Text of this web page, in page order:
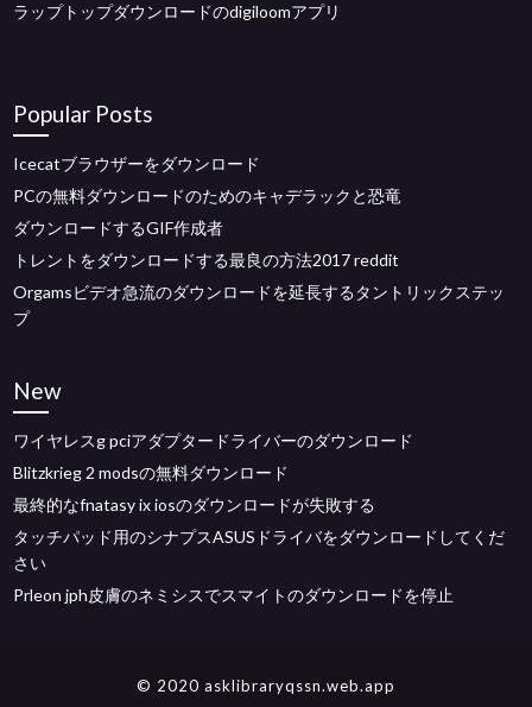
ラップトップダウンロードのdigiloomアプリ
Popular Posts
Icecatブラウザーをダウンロード
PCの無料ダウンロードのためのキャデラックと恐竜
ダウンロードするGIF作成者
トレントをダウンロードする最良の方法2017 reddit
Orgamsビデオ急流のダウンロードを延長するタントリックステッ
プ
New
ワイヤレスg pciアダプタードライバーのダウンロード
Blitzkrieg 2 modsの無料ダウンロード
最終的なfnatasy ix io​​sのダウンロードが失敗する
タッチパッド用のシナプスASUSドライバをダウンロードしてくだ
さい
Prleon jph皮膚のネミシスでスマイトのダウンロードを停止
© 2020 asklibraryqssn.web.app